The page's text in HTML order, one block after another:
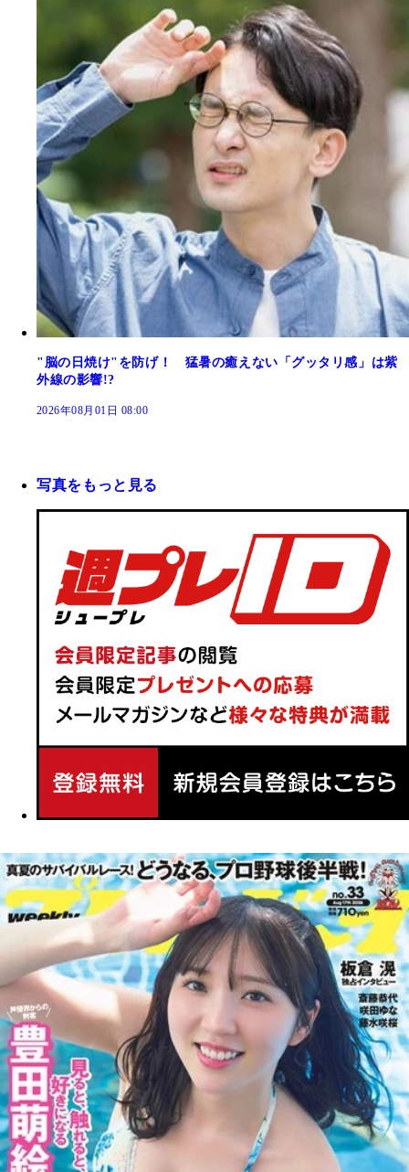
"脳の日焼け"を防げ！ 猛暑の癒えない「グッタリ感」は紫
外線の影響!?
2026年08月01日 08:00
写真をもっと見る